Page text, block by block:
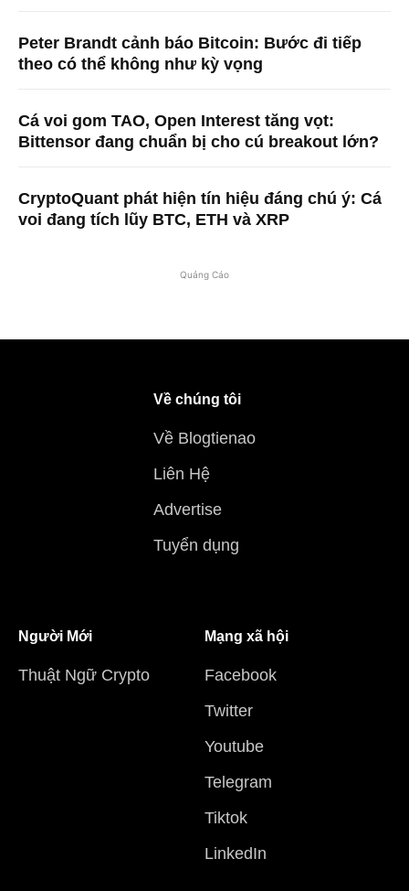
Peter Brandt cảnh báo Bitcoin: Bước đi tiếp
theo có thể không như kỳ vọng
Cá voi gom TAO, Open Interest tăng vọt:
Bittensor đang chuẩn bị cho cú breakout lớn?
CryptoQuant phát hiện tín hiệu đáng chú ý: Cá
voi đang tích lũy BTC, ETH và XRP
Quảng Cáo
Về chúng tôi
Về Blogtienao
Liên Hệ
Advertise
Tuyển dụng
Người Mới
Thuật Ngữ Crypto
Mạng xã hội
Facebook
Twitter
Youtube
Telegram
Tiktok
LinkedIn